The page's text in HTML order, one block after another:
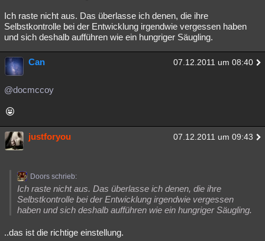
Ich raste nicht aus. Das überlasse ich denen, die ihre
Selbstkontrolle bei der Entwicklung irgendwie vergessen haben
und sich deshalb aufführen wie ein hungriger Säugling.
Can 07.12.2011 um 08:40
@docmccoy
justforyou 07.12.2011 um 09:43
Doors schrieb:
Ich raste nicht aus. Das überlasse ich denen, die ihre
Selbstkontrolle bei der Entwicklung irgendwie vergessen
haben und sich deshalb aufführen wie ein hungriger Säugling.
..das ist die richtige einstellung.